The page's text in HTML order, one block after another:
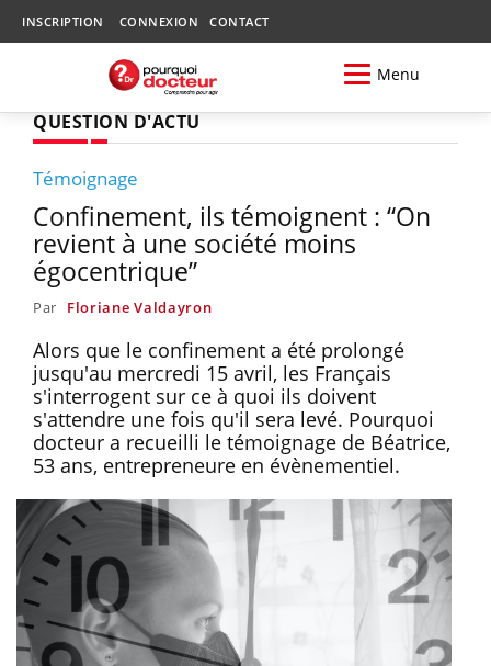
INSCRIPTION CONNEXION CONTACT
Menu
QUESTION D'ACTU
Témoignage
Confinement, ils témoignent : “On
revient à une société moins
égocentrique”
Par Floriane Valdayron
Alors que le confinement a été prolongé
jusqu'au mercredi 15 avril, les Français
s'interrogent sur ce à quoi ils doivent
s'attendre une fois qu'il sera levé. Pourquoi
docteur a recueilli le témoignage de Béatrice,
53 ans, entrepreneure en évènementiel.